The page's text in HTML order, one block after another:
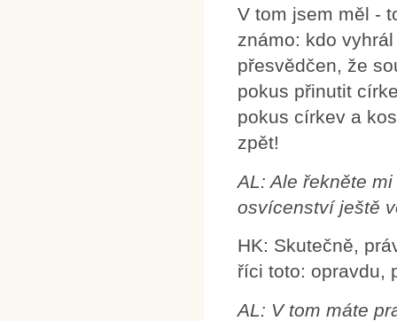
V tom jsem měl -
známo: kdo
přesvědčen, že
pokus přinutit
pokus církev a
zpět!
AL: Ale řekněte
osvícenství ještě
HK: Skutečně,
říci toto: opravdu,
AL: V tom máte